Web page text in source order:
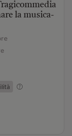
la musica-